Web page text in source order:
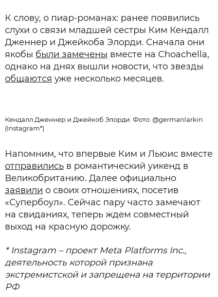
К слову, о пиар-романах: ранее появились
слухи о связи младшей сестры Ким Кендалл
Дженнер и Джейкоба Элорди. Сначала они
якобы были замечены вместе на Choachella,
однако на днях вышли новости, что звезды
общаются уже несколько месяцев.
Кендалл Дженнер и Джейкоб Элорди. Фото: @germanlarkin
(Instagram*)
Напомним, что впервые Ким и Льюис вместе
отправились в романтический уикенд в
Великобританию. Далее официально
заявили о своих отношениях, посетив
«Супербоул». Сейчас пару часто замечают
на свиданиях, теперь ждем совместный
выход на красную дорожку.
* Instagram – проект Meta Platforms Inc.,
деятельность которой признана
экстремистской и запрещена на территории
РФ